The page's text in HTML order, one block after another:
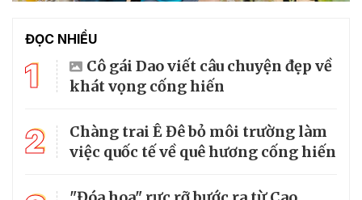
ĐỌC NHIỀU
1
Cô gái Dao viết câu chuyện đẹp về
khát vọng cống hiến
2
Chàng trai Ê Đê bỏ môi trường làm
việc quốc tế về quê hương cống hiến